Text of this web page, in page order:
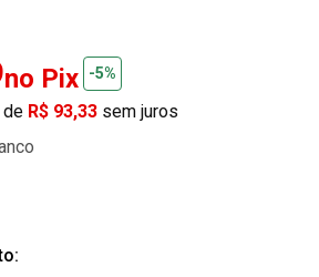
no Pix -5%
de R$ 93,33 sem juros